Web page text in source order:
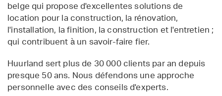
belge qui propose d'excellentes solutions de
location pour la construction, la rénovation,
l'installation, la finition, la construction et l'entretien ;
qui contribuent à un savoir-faire fier.
Huurland sert plus de 30 000 clients par an depuis
presque 50 ans. Nous défendons une approche
personnelle avec des conseils d'experts.